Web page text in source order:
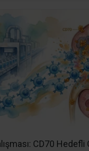
CD70 Hedefli